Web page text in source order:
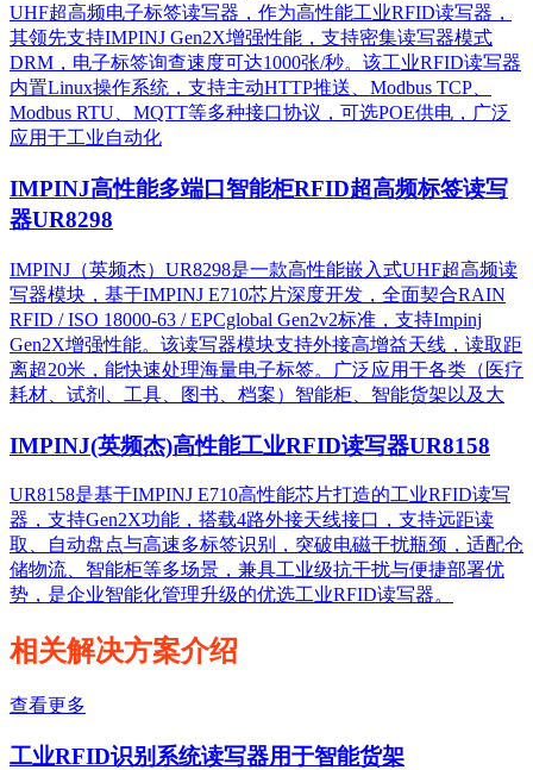
UHF超高频电子标签读写器，作为高性能工业RFID读写器，
其领先支持IMPINJ Gen2X增强性能，支持密集读写器模式
DRM，电子标签询查速度可达1000张/秒。该工业RFID读写器
内置Linux操作系统，支持主动HTTP推送、Modbus TCP、
Modbus RTU、MQTT等多种接口协议，可选POE供电，广泛
应用于工业自动化
IMPINJ高性能多端口智能柜RFID超高频标签读写
器UR8298
IMPINJ（英频杰）UR8298是一款高性能嵌入式UHF超高频读
写器模块，基于IMPINJ E710芯片深度开发，全面契合RAIN
RFID / ISO 18000-63 / EPCglobal Gen2v2标准，支持Impinj
Gen2X增强性能。该读写器模块支持外接高增益天线，读取距
离超20米，能快速处理海量电子标签。广泛应用于各类（医疗
耗材、试剂、工具、图书、档案）智能柜、智能货架以及大
IMPINJ(英频杰)高性能工业RFID读写器UR8158
UR8158是基于IMPINJ E710高性能芯片打造的工业RFID读写
器，支持Gen2X功能，搭载4路外接天线接口，支持远距读
取、自动盘点与高速多标签识别，突破电磁干扰瓶颈，适配仓
储物流、智能柜等多场景，兼具工业级抗干扰与便捷部署优
势，是企业智能化管理升级的优选工业RFID读写器。
相关解决方案介绍
查看更多
工业RFID识别系统读写器用于智能货架